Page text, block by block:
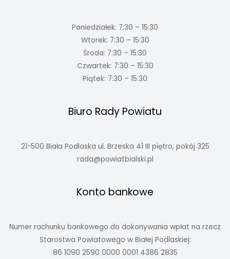
Poniedziałek: 7:30 – 15:30
Wtorek: 7:30 – 15:30
Środa: 7:30 – 15:30
Czwartek: 7:30 – 15:30
Piątek: 7:30 – 15:30
Biuro Rady Powiatu
21-500 Biała Podlaska ul. Brzeska 41 III piętro, pokój 325
rada@powiatbialski.pl
Konto bankowe
Numer rachunku bankowego do dokonywania wpłat na rzecz
Starostwa Powiatowego w Białej Podlaskiej:
86 1090 2590 0000 0001 4386 2835